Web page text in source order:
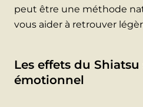
peut être une méthode
vous aider à retrouver
Les effets du
émotionnel